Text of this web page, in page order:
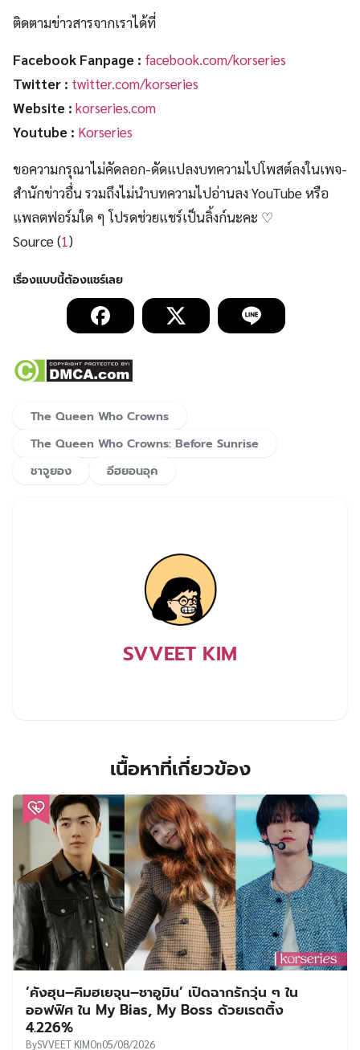
ติดตามข่าวสารจากเราได้ที่
Facebook Fanpage : facebook.com/korseries
Twitter : twitter.com/korseries
Website : korseries.com
Youtube : Korseries
ขอความกรุณาไม่คัดลอก-ดัดแปลงบทความไปโพสต์ลงในเพจ-
สำนักข่าวอื่น รวมถึงไม่นำบทความไปอ่านลง YouTube หรือ
แพลตฟอร์มใด ๆ โปรดช่วยแชร์เป็นลิ้งก์นะคะ ♡
Source (1)
The Queen Who Crowns
The Queen Who Crowns: Before Sunrise
ชาจูยอง
อีฮยอนอุค
SVVEET KIM
เนื้อหาที่เกี่ยวข้อง
‘คังฮุน–คิมฮเยจุน–ชาอูมิน’ เปิดฉากรักวุ่น ๆ ใน
ออฟฟิศ ใน My Bias, My Boss ด้วยเรตติ้ง
4.226%
BySVVEET KIMOn05/08/2026